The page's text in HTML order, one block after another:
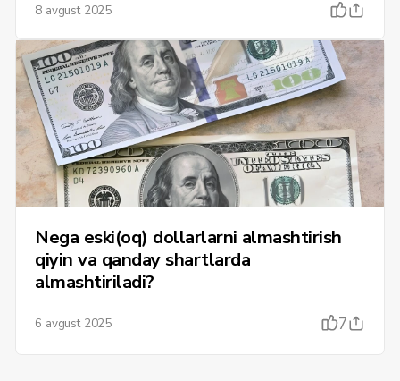
8 avgust 2025
Nega eski(oq) dollarlarni almashtirish
qiyin va qanday shartlarda
almashtiriladi?
6 avgust 2025 7